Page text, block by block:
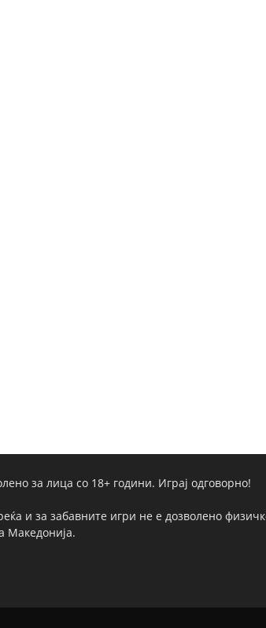
за лица со 18+ години. Играј одговорно!
и за забавните игри не е дозволено
Македонија.